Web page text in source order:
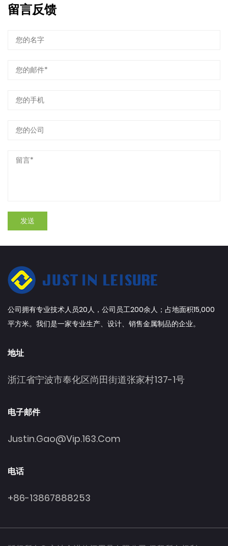
留言反馈
公司拥有专业技术人员20人，公司员工200余人；占地面积15,000
平方米。我们是一家专业生产、设计、销售金属制品的企业。
地址
浙江省宁波市奉化区尚田街道张家村137-1号
电子邮件
Justin.gao@vip.163.com
电话
+86-13867888253